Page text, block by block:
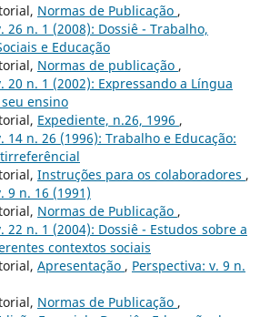
Normas de Publicação ,
26 n. 1 (2008): Dossiê - Trabalho,
e Educação
Normas de publicação ,
20 n. 1 (2002): Expressando a Língua
ensino
Expediente, n.26, 1996 ,
14 n. 26 (1996): Trabalho e Educação:
Instruções para os colaboradores ,
9 n. 16 (1991)
Normas de Publicação ,
22 n. 1 (2004): Dossiê - Estudos sobre a
contextos sociais
Apresentação , Perspectiva: v. 9 n.
Normas de Publicação ,